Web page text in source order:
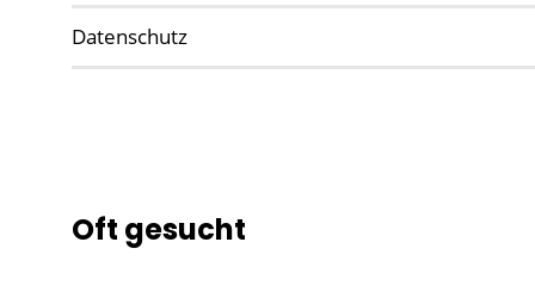
Datenschutz
Oft gesucht